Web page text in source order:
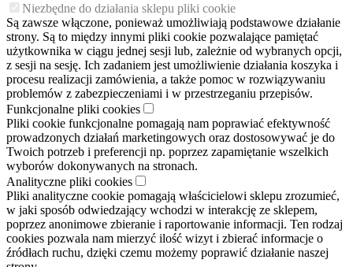
Niezbędne do działania sklepu pliki cookie
Są zawsze włączone, ponieważ umożliwiają podstawowe działanie
strony. Są to między innymi pliki cookie pozwalające pamiętać
użytkownika w ciągu jednej sesji lub, zależnie od wybranych opcji,
z sesji na sesję. Ich zadaniem jest umożliwienie działania koszyka i
procesu realizacji zamówienia, a także pomoc w rozwiązywaniu
problemów z zabezpieczeniami i w przestrzeganiu przepisów.
Funkcjonalne pliki cookies
Pliki cookie funkcjonalne pomagają nam poprawiać efektywność
prowadzonych działań marketingowych oraz dostosowywać je do
Twoich potrzeb i preferencji np. poprzez zapamiętanie wszelkich
wyborów dokonywanych na stronach.
Analityczne pliki cookies
Pliki analityczne cookie pomagają właścicielowi sklepu zrozumieć,
w jaki sposób odwiedzający wchodzi w interakcję ze sklepem,
poprzez anonimowe zbieranie i raportowanie informacji. Ten rodzaj
cookies pozwala nam mierzyć ilość wizyt i zbierać informacje o
źródłach ruchu, dzięki czemu możemy poprawić działanie naszej